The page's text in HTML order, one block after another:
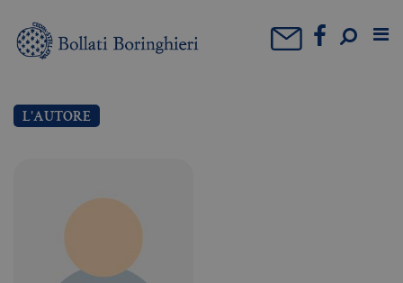
L'AUTORE